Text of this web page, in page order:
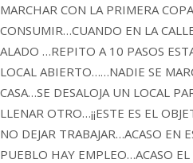
MARCHAR CON LA PRIMERA
CONSUMIR…CUANDO EN LA
ALADO …REPITO A 10 PASOS
LOCAL ABIERTO……NADIE SE
CASA…SE DESALOJA UN LOCAL
LLENAR OTRO…¡¡ESTE ES EL
NO DEJAR TRABAJAR…ACASO EN
PUEBLO HAY EMPLEO…ACASO EL